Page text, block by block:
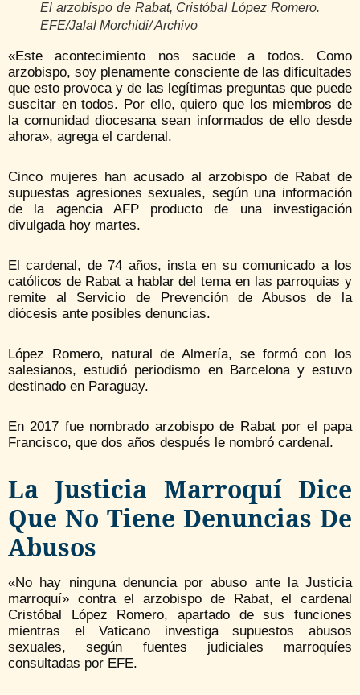
El arzobispo de Rabat, Cristóbal López Romero.
EFE/Jalal Morchidi/ Archivo
«Este acontecimiento nos sacude a todos. Como
arzobispo, soy plenamente consciente de las dificultades
que esto provoca y de las legítimas preguntas que puede
suscitar en todos. Por ello, quiero que los miembros de
la comunidad diocesana sean informados de ello desde
ahora», agrega el cardenal.
Cinco mujeres han acusado al arzobispo de Rabat de
supuestas agresiones sexuales, según una información
de la agencia AFP producto de una investigación
divulgada hoy martes.
El cardenal, de 74 años, insta en su comunicado a los
católicos de Rabat a hablar del tema en las parroquias y
remite al Servicio de Prevención de Abusos de la
diócesis ante posibles denuncias.
López Romero, natural de Almería, se formó con los
salesianos, estudió periodismo en Barcelona y estuvo
destinado en Paraguay.
En 2017 fue nombrado arzobispo de Rabat por el papa
Francisco, que dos años después le nombró cardenal.
La Justicia Marroquí Dice
Que No Tiene Denuncias De
Abusos
«No hay ninguna denuncia por abuso ante la Justicia
marroquí» contra el arzobispo de Rabat, el cardenal
Cristóbal López Romero, apartado de sus funciones
mientras el Vaticano investiga supuestos abusos
sexuales, según fuentes judiciales marroquíes
consultadas por EFE.